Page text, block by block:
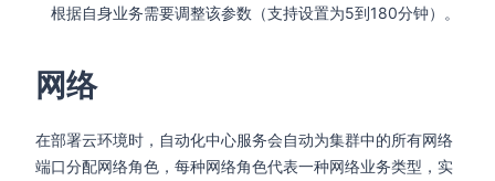
根据自身业务需要调整该参数（支持设置为5到180分钟）。
网络
在部署云环境时，自动化中心服务会自动为集群中的所有网络
端口分配网络角色，每种网络角色代表一种网络业务类型，实